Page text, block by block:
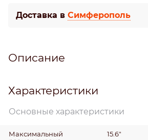
Доставка в Симферополь
Описание
Характеристики
Основные характеристики
Максимальный
15.6"